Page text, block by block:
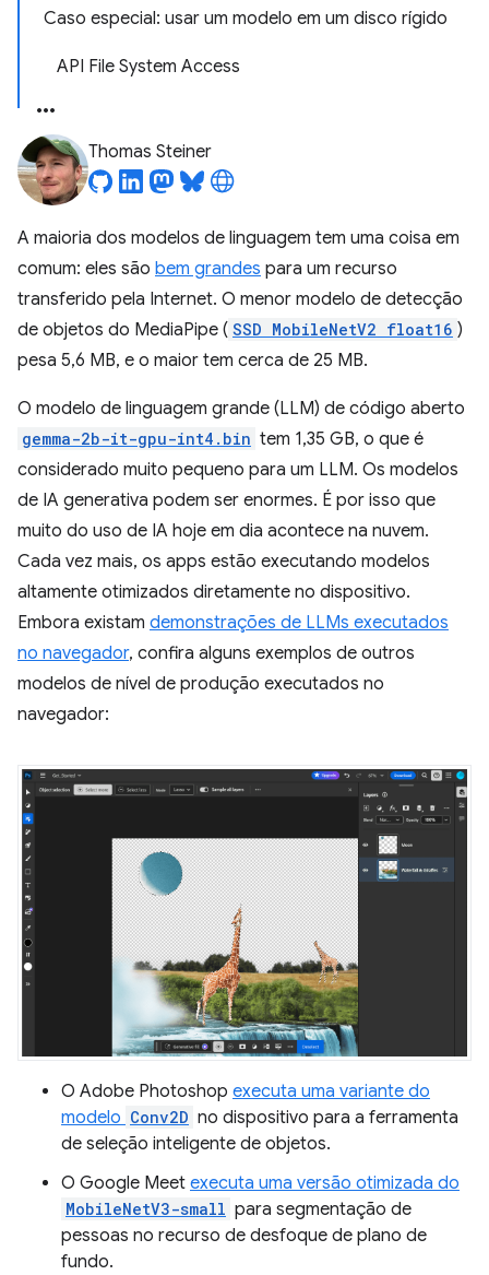
Caso especial: usar um modelo em um disco rígido
API File System Access
Thomas Steiner
A maioria dos modelos de linguagem tem uma coisa em
comum: eles são bem grandes para um recurso
transferido pela Internet. O menor modelo de detecção
de objetos do MediaPipe ( SSD MobileNetV2 float16 )
pesa 5,6 MB, e o maior tem cerca de 25 MB.
O modelo de linguagem grande (LLM) de código aberto
gemma-2b-it-gpu-int4.bin tem 1,35 GB, o que é
considerado muito pequeno para um LLM. Os modelos
de IA generativa podem ser enormes. É por isso que
muito do uso de IA hoje em dia acontece na nuvem.
Cada vez mais, os apps estão executando modelos
altamente otimizados diretamente no dispositivo.
Embora existam demonstrações de LLMs executados
no navegador, confira alguns exemplos de outros
modelos de nível de produção executados no
navegador:
O Adobe Photoshop executa uma variante do
modelo Conv2D no dispositivo para a ferramenta
de seleção inteligente de objetos.
O Google Meet executa uma versão otimizada do
MobileNetV3-small para segmentação de
pessoas no recurso de desfoque de plano de
fundo.